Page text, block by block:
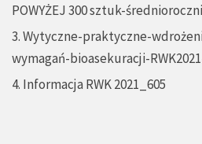
POWYŻEJ 300 sztuk-
3. Wytyczne-praktyczne-
wymagań-bioasekuracji-
4. Informacja RWK 2021_605